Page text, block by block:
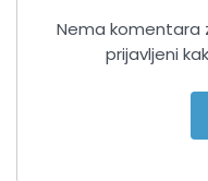
Nema komentara
prijavljeni